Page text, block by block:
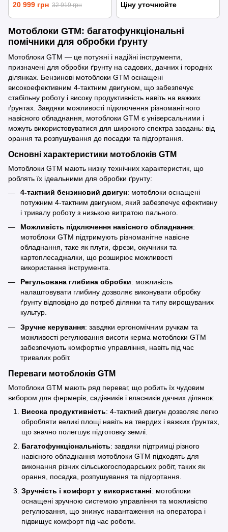
20 999 грн 32 919 грн Ціну уточнюйте
Мотоблоки GTM: багатофункціональні
помічники для обробки ґрунту
Мотоблоки GTM — це потужні і надійні інструменти,
призначені для обробки ґрунту на садових, дачних і городніх
ділянках. Бензинові мотоблоки GTM оснащені
високоефективним 4-тактним двигуном, що забезпечує
стабільну роботу і високу продуктивність навіть на важких
ґрунтах. Завдяки можливості підключення різноманітного
навісного обладнання, мотоблоки GTM є універсальними і
можуть використовуватися для широкого спектра завдань: від
орання та розпушування до посадки та підгортання.
Основні характеристики мотоблоків GTM
Мотоблоки GTM мають низку технічних характеристик, що
роблять їх ідеальними для обробки ґрунту:
4-тактний бензиновий двигун: мотоблоки оснащені
потужним 4-тактним двигуном, який забезпечує ефективну
і тривалу роботу з низькою витратою пального.
Можливість підключення навісного обладнання:
мотоблоки GTM підтримують різноманітне навісне
обладнання, таке як плуги, фрези, окучники та
картоплесаджалки, що розширює можливості
використання інструмента.
Регульована глибина обробки: можливість
налаштовувати глибину дозволяє виконувати обробку
ґрунту відповідно до потреб ділянки та типу вирощуваних
культур.
Зручне керування: завдяки ергономічним ручкам та
можливості регулювання висоти керма мотоблоки GTM
забезпечують комфортне управління, навіть під час
тривалих робіт.
Переваги мотоблоків GTM
Мотоблоки GTM мають ряд переваг, що робить їх чудовим
вибором для фермерів, садівників і власників дачних ділянок:
Висока продуктивність: 4-тактний двигун дозволяє легко
обробляти великі площі навіть на твердих і важких ґрунтах,
що значно полегшує підготовку землі.
Багатофункціональність: завдяки підтримці різного
навісного обладнання мотоблоки GTM підходять для
виконання різних сільськогосподарських робіт, таких як
орання, посадка, розпушування та підгортання.
Зручність і комфорт у використанні: мотоблоки
оснащені зручною системою управління та можливістю
регулювання, що знижує навантаження на оператора і
підвищує комфорт під час роботи.